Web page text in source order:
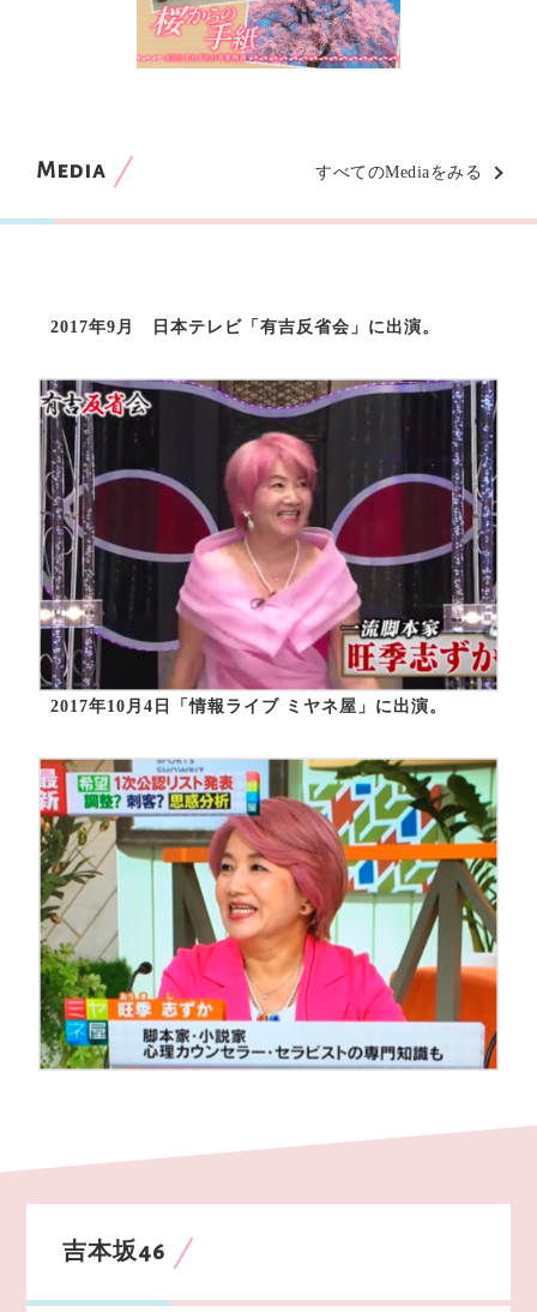
Media すべてのMediaをみる
2017年9月 日本テレビ「有吉反省会」に出演。
2017年10月4日「情報ライブ ミヤネ屋」に出演。
吉本坂46